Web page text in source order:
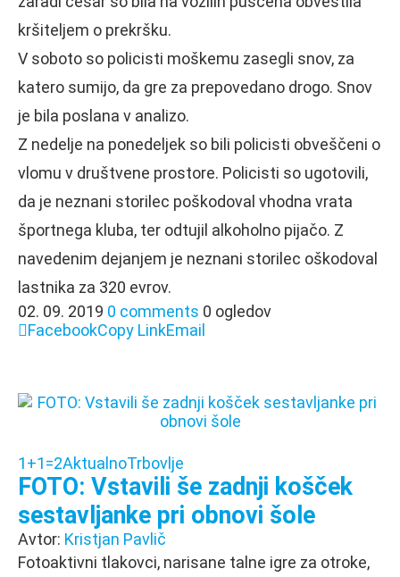
kršiteljem o prekršku.
V soboto so policisti moškemu zasegli snov, za
katero sumijo, da gre za prepovedano drogo. Snov
je bila poslana v analizo.
Z nedelje na ponedeljek so bili policisti obveščeni o
vlomu v društvene prostore. Policisti so ugotovili,
da je neznani storilec poškodoval vhodna vrata
športnega kluba, ter odtujil alkoholno pijačo. Z
navedenim dejanjem je neznani storilec oškodoval
lastnika za 320 evrov.
02. 09. 2019 0 comments 0 ogledov
FacebookCopy LinkEmail
1+1=2AktualnoTrbovlje
FOTO: Vstavili še zadnji košček
sestavljanke pri obnovi šole
Avtor: Kristjan Pavlič
Fotoaktivni tlakovci, narisane talne igre za otroke,